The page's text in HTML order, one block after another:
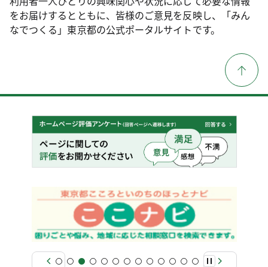
をお届けするとともに、皆様のご意見を反映し、「みん
なでつくる」東京都の公式ポータルサイトです。